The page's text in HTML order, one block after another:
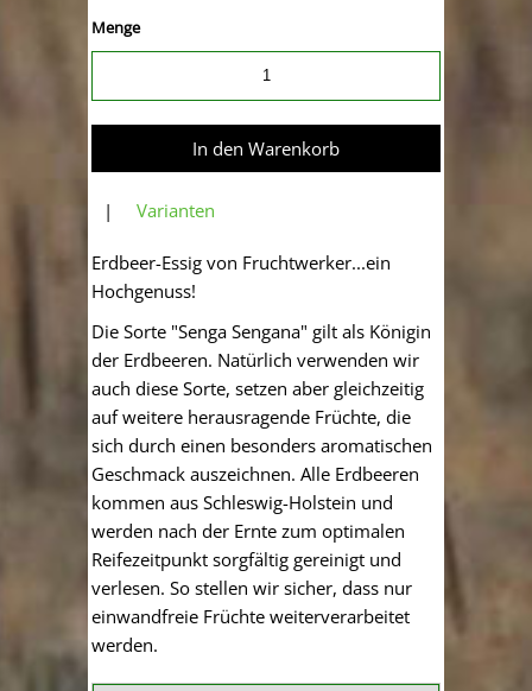
Menge
| Varianten
Erdbeer-Essig von Fruchtwerker...ein
Hochgenuss!
Die Sorte "Senga Sengana" gilt als Königin
der Erdbeeren. Natürlich ver­wenden wir
auch diese Sorte, setzen aber gleichzeitig
auf weitere heraus­ragende Früchte, die
sich durch einen besonders aromatischen
Geschmack auszeichnen. Alle Erdbeeren
kommen aus Schleswig-Holstein und
werden nach der Ernte zum optimalen
Reifezeitpunkt sorgfältig gereinigt und
verlesen. So stellen wir sicher, dass nur
einwandfreie Früchte weiterverarbeitet
werden.